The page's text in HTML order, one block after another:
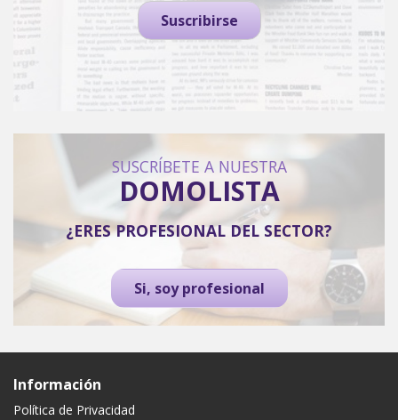
Suscribirse
SUSCRÍBETE A NUESTRA
DOMOLISTA
¿ERES PROFESIONAL DEL SECTOR?
Si, soy profesional
Información
Política de Privacidad